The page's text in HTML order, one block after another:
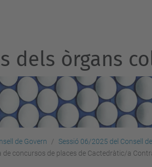
dels òrgans
de Govern Sessió 06/2025 del Consell
de concursos de places de Cactedràtic/a